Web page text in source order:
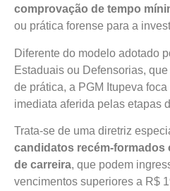
comprovação de tempo
ou prática forense para a
Diferente do modelo adotado
Estaduais ou Defensorias,
de prática, a PGM Itupeva
imediata aferida pelas etapas
Trata-se de uma diretriz
candidatos recém-formados
de carreira, que podem
vencimentos superiores a R$